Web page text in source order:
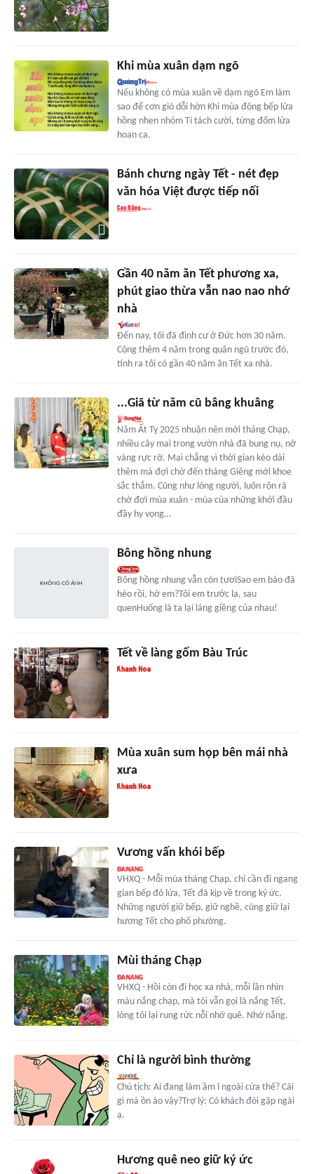
Khi mùa xuân dạm ngõ
Nếu không có mùa xuân về dạm ngõ Em làm
sao để cơn gió dỗi hờn Khi mùa đông bếp lửa
hồng nhen nhóm Tí tách cười, từng đốm lửa
hoan ca.
Bánh chưng ngày Tết - nét đẹp
văn hóa Việt được tiếp nối
Gần 40 năm ăn Tết phương xa,
phút giao thừa vẫn nao nao nhớ
nhà
Đến nay, tôi đã định cư ở Đức hơn 30 năm.
Cộng thêm 4 năm trong quân ngũ trước đó,
tính ra tôi có gần 40 năm ăn Tết xa nhà.
...Giã từ năm cũ bâng khuâng
Năm Ất Tỵ 2025 nhuận nên mới tháng Chạp,
nhiều cây mai trong vườn nhà đã bung nụ, nở
vàng rực rỡ. Mai chẳng vì thời gian kéo dài
thêm mà đợi chờ đến tháng Giêng mới khoe
sắc thắm. Cũng như lòng người, luôn rộn rã
chờ đợi mùa xuân - mùa của những khởi đầu
đầy hy vọng…
Bông hồng nhung
Bông hồng nhung vẫn còn tươiSao em bảo đã
héo rồi, hở em?Tôi em trước lạ, sau
quenHuống là ta lại láng giềng của nhau!
Tết về làng gốm Bàu Trúc
Mùa xuân sum họp bên mái nhà
xưa
Vương vấn khói bếp
VHXQ - Mỗi mùa tháng Chạp, chỉ cần đi ngang
gian bếp đỏ lửa, Tết đã kịp về trong ký ức.
Những người giữ bếp, giữ nghề, cũng giữ lại
hương Tết cho phố phường.
Mùi tháng Chạp
VHXQ - Hồi còn đi học xa nhà, mỗi lần nhìn
màu nắng chạp, mà tôi vẫn gọi là nắng Tết,
lòng tôi lại rung rức nỗi nhớ quê. Nhớ nắng.
Chỉ là người bình thường
Chủ tịch: Ai đang làm ầm ĩ ngoài cửa thế? Cái
gì mà ồn ào vậy?Trợ lý: Có khách đòi gặp ngài
ạ.
Hương quê neo giữ ký ức